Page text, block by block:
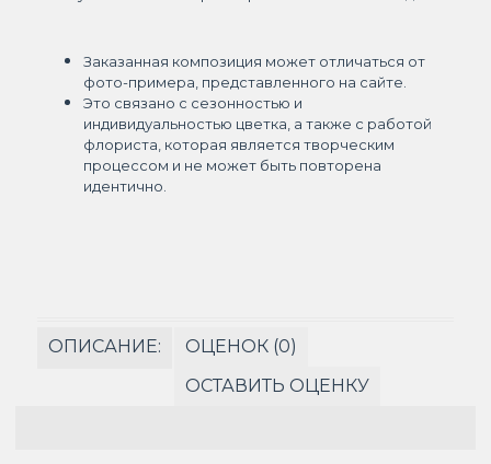
Заказанная композиция может отличаться от
фото-примера, представленного на сайте.
Это связано с сезонностью и
индивидуальностью цветка, а также с работой
флориста, которая является творческим
процессом и не может быть повторена
идентично.
ОПИСАНИЕ:
ОЦЕНОК (0)
ОСТАВИТЬ ОЦЕНКУ